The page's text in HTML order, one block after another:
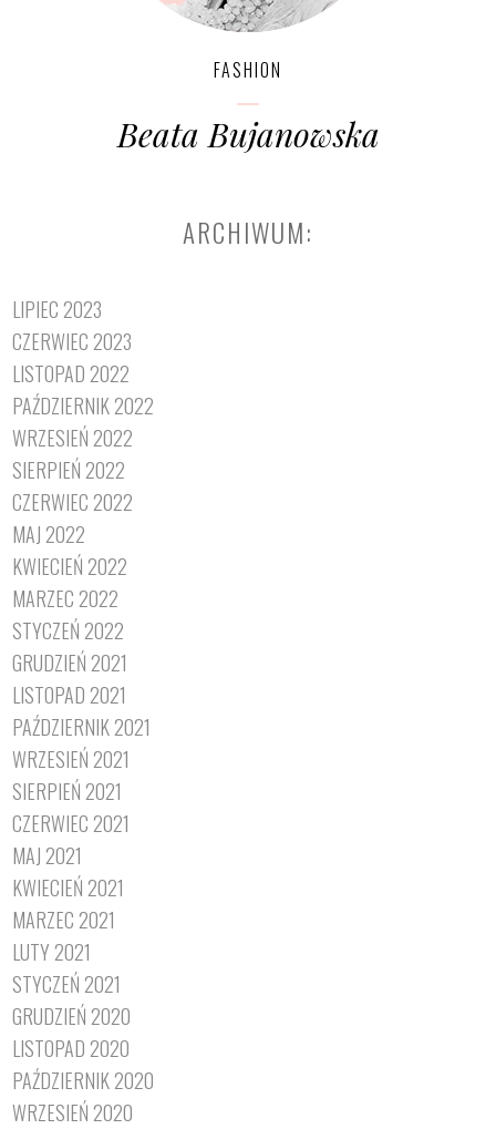
FASHION
Beata Bujanowska
ARCHIWUM:
LIPIEC 2023
CZERWIEC 2023
LISTOPAD 2022
PAŹDZIERNIK 2022
WRZESIEŃ 2022
SIERPIEŃ 2022
CZERWIEC 2022
MAJ 2022
KWIECIEŃ 2022
MARZEC 2022
STYCZEŃ 2022
GRUDZIEŃ 2021
LISTOPAD 2021
PAŹDZIERNIK 2021
WRZESIEŃ 2021
SIERPIEŃ 2021
CZERWIEC 2021
MAJ 2021
KWIECIEŃ 2021
MARZEC 2021
LUTY 2021
STYCZEŃ 2021
GRUDZIEŃ 2020
LISTOPAD 2020
PAŹDZIERNIK 2020
WRZESIEŃ 2020